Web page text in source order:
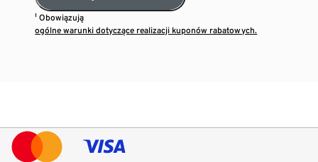
¹ Obowiązują
ogólne warunki dotyczące realizacji kuponów rabatowych.